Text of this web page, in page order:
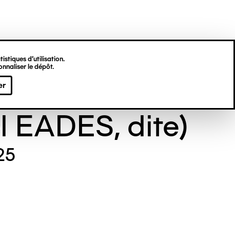
d’utilisation.
le dépôt.
GILL (Maude
EADES, dite)